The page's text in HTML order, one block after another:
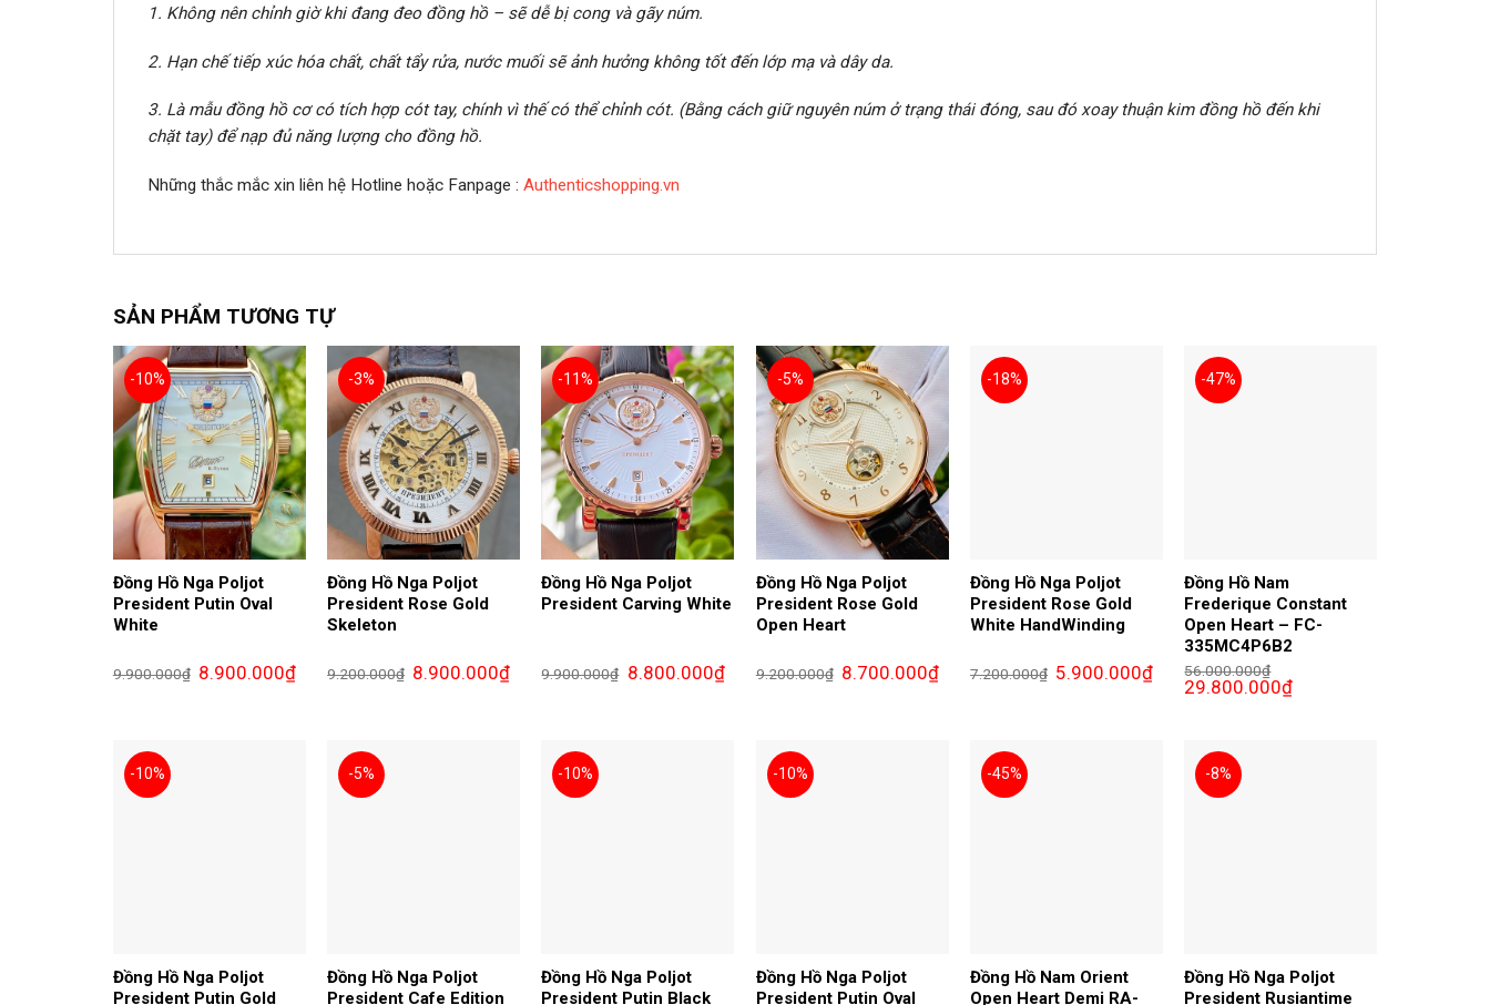
1. Không nên chỉnh giờ khi đang đeo đồng hồ – sẽ dễ bị cong và gãy núm.
2. Hạn chế tiếp xúc hóa chất, chất tẩy rửa, nước muối sẽ ảnh hưởng không tốt đến lớp mạ và dây da.
3. Là mẫu đồng hồ cơ có tích hợp cót tay, chính vì thế có thể chỉnh cót. (Bằng cách giữ nguyên núm ở trạng thái đóng, sau đó xoay thuận kim đồng hồ đến khi
chặt tay) để nạp đủ năng lượng cho đồng hồ.
Những thắc mắc xin liên hệ Hotline hoặc Fanpage : Authenticshopping.vn
SẢN PHẨM TƯƠNG TỰ
-10%
Đồng Hồ Nga Poljot
President Putin Oval
White
9.900.000₫ Giá
gốc
8.900.000₫Giá
hiện
-3%
Đồng Hồ Nga Poljot
President Rose Gold
Skeleton
9.200.000₫ Giá
gốc
8.900.000₫Giá
-11%
Đồng Hồ Nga Poljot
President Carving White
9.900.000₫ Giá
gốc
8.800.000₫Giá
hiện
-5%
Đồng Hồ Nga Poljot
President Rose Gold
Open Heart
9.200.000₫ Giá
gốc
8.700.000₫Giá
hiện
-18%
Đồng Hồ Nga Poljot
President Rose Gold
White HandWinding
7.200.000₫ Giá
gốc
5.900.000₫Giá
-47%
Đồng Hồ Nam
Frederique Constant
Open Heart – FC-
335MC4P6B2
56.000.000₫
Giá
gốc
29.800.000₫Giá
-10%
Đồng Hồ Nga Poljot
President Putin Gold
-5%
Đồng Hồ Nga Poljot
President Cafe Edition
-10%
Đồng Hồ Nga Poljot
President Putin Black
-10%
Đồng Hồ Nga Poljot
President Putin Oval
-45%
Đồng Hồ Nam Orient
Open Heart Demi RA-
-8%
Đồng Hồ Nga Poljot
President Rusiantime